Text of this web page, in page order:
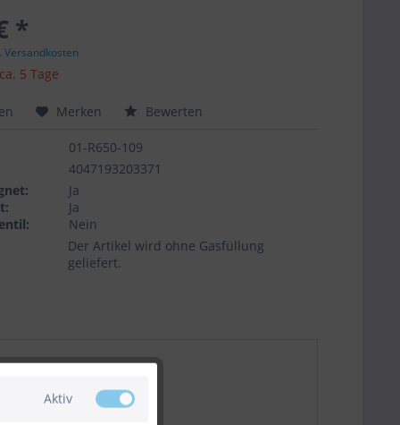
*
Versandkosten
5 Tage
Merken Bewerten
01-R650-109
4047193203371
Ja
Ja
Nein
Der Artikel wird ohne Gasfüllung
geliefert.
Aktiv